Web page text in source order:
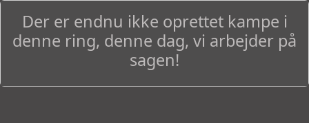
Der er endnu ikke oprettet kampe i
denne ring, denne dag, vi arbejder på
sagen!